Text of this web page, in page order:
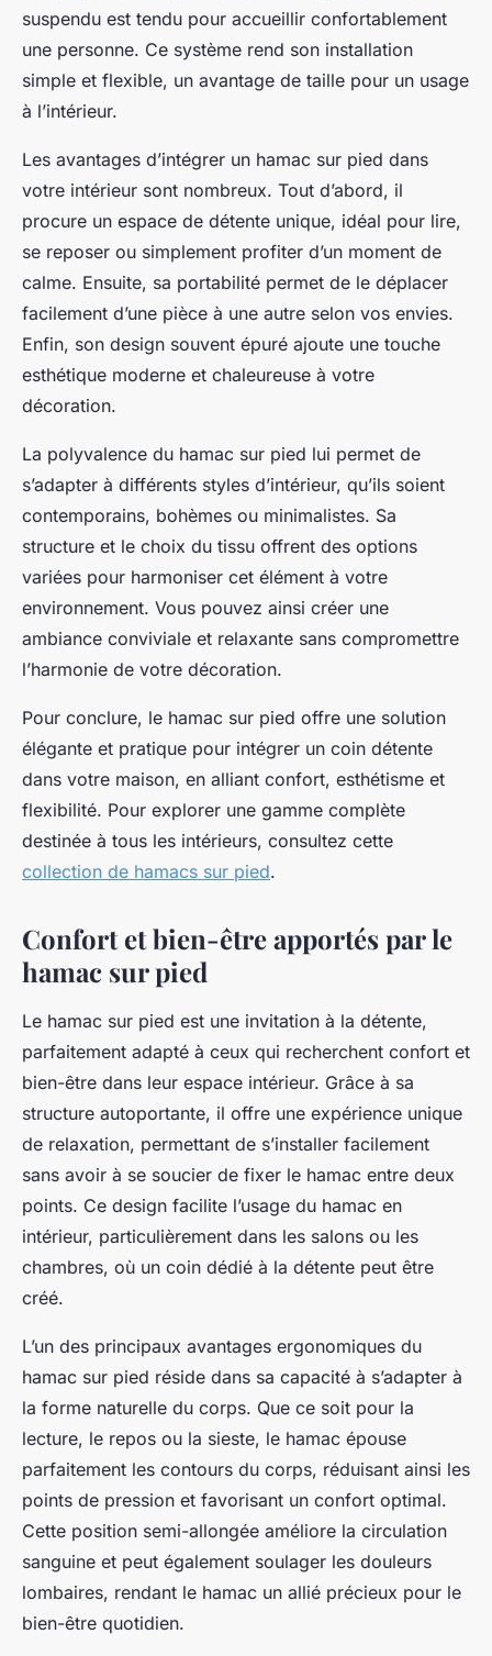
suspendu est tendu pour accueillir confortablement
une personne. Ce système rend son installation
simple et flexible, un avantage de taille pour un usage
à l’intérieur.
Les avantages d’intégrer un hamac sur pied dans
votre intérieur sont nombreux. Tout d’abord, il
procure un espace de détente unique, idéal pour lire,
se reposer ou simplement profiter d’un moment de
calme. Ensuite, sa portabilité permet de le déplacer
facilement d’une pièce à une autre selon vos envies.
Enfin, son design souvent épuré ajoute une touche
esthétique moderne et chaleureuse à votre
décoration.
La polyvalence du hamac sur pied lui permet de
s’adapter à différents styles d’intérieur, qu’ils soient
contemporains, bohèmes ou minimalistes. Sa
structure et le choix du tissu offrent des options
variées pour harmoniser cet élément à votre
environnement. Vous pouvez ainsi créer une
ambiance conviviale et relaxante sans compromettre
l’harmonie de votre décoration.
Pour conclure, le hamac sur pied offre une solution
élégante et pratique pour intégrer un coin détente
dans votre maison, en alliant confort, esthétisme et
flexibilité. Pour explorer une gamme complète
destinée à tous les intérieurs, consultez cette
collection de hamacs sur pied.
Confort et bien-être apportés par le
hamac sur pied
Le hamac sur pied est une invitation à la détente,
parfaitement adapté à ceux qui recherchent confort et
bien-être dans leur espace intérieur. Grâce à sa
structure autoportante, il offre une expérience unique
de relaxation, permettant de s’installer facilement
sans avoir à se soucier de fixer le hamac entre deux
points. Ce design facilite l’usage du hamac en
intérieur, particulièrement dans les salons ou les
chambres, où un coin dédié à la détente peut être
créé.
L’un des principaux avantages ergonomiques du
hamac sur pied réside dans sa capacité à s’adapter à
la forme naturelle du corps. Que ce soit pour la
lecture, le repos ou la sieste, le hamac épouse
parfaitement les contours du corps, réduisant ainsi les
points de pression et favorisant un confort optimal.
Cette position semi-allongée améliore la circulation
sanguine et peut également soulager les douleurs
lombaires, rendant le hamac un allié précieux pour le
bien-être quotidien.